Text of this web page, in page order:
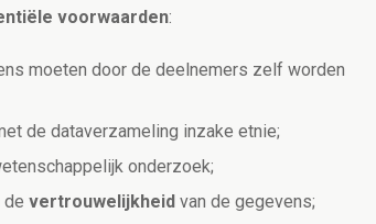
voorwaarden:
moeten door de deelnemers zelf worden
de dataverzameling inzake etnie;
onderzoek;
de vertrouwelijkheid van de gegevens;